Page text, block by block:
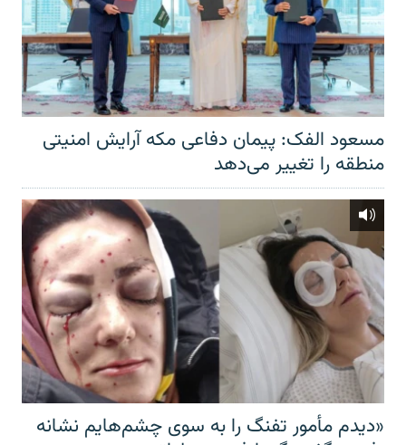
مسعود الفک: پیمان دفاعی مکه آرایش امنیتی
منطقه را تغییر می‌دهد
«دیدم مأمور تفنگ را به سوی چشم‌هایم نشانه